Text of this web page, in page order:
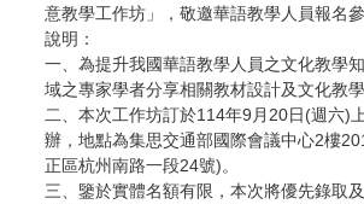
意教學工作坊」，敬邀華語教學人員報名參
說明：
一、為提升我國華語教學人員之文化教學
域之專家學者分享相關教材設計及文化教學
二、本次工作坊訂於114年9月20日(週六)
辦，地點為集思交通部國際會議中心2樓
正區杭州南路一段24號)。
三、鑒於實體名額有限，本次將優先錄取